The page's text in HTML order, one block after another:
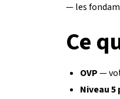
— les
Ce
OVP—
Niveau